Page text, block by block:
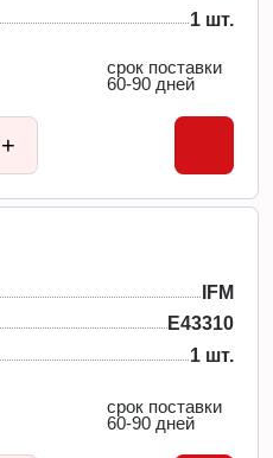
1 шт.
срок поставки
60-90 дней
+
IFM
E43310
1 шт.
срок поставки
60-90 дней